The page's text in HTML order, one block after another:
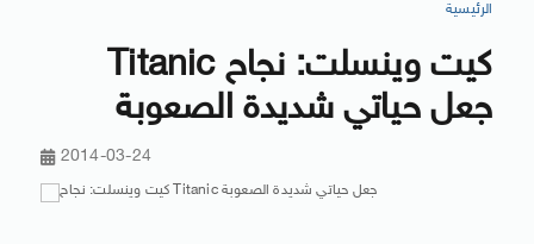
الرئيسية
كيت وينسلت: نجاح Titanic
جعل حياتي شديدة الصعوبة
2014-03-24